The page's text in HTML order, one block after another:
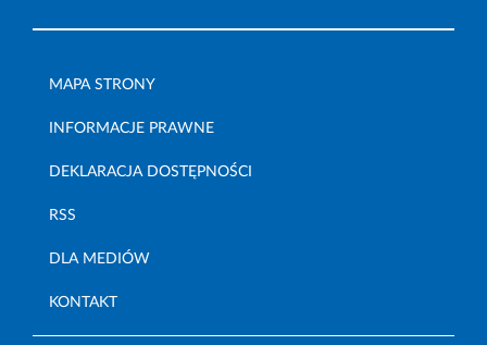
MAPA STRONY
INFORMACJE PRAWNE
DEKLARACJA DOSTĘPNOŚCI
RSS
DLA MEDIÓW
KONTAKT